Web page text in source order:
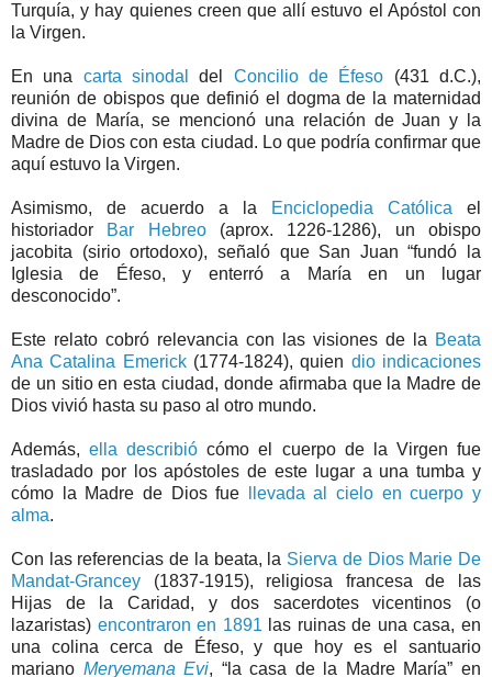
Turquía, y hay quienes creen que allí estuvo el Apóstol con
la Virgen.
En una carta sinodal del Concilio de Éfeso (431 d.C.),
reunión de obispos que definió el dogma de la maternidad
divina de María, se mencionó una relación de Juan y la
Madre de Dios con esta ciudad. Lo que podría confirmar que
aquí estuvo la Virgen.
Asimismo, de acuerdo a la Enciclopedia Católica el
historiador Bar Hebreo(aprox. 1226-1286), un obispo
jacobita (sirio ortodoxo), señaló que San Juan “fundó la
Iglesia de Éfeso, y enterró a María en un lugar
desconocido”.
Este relato cobró relevancia con las visiones de la Beata
Ana Catalina Emerick(1774-1824), quien dio indicaciones
de un sitio en esta ciudad, donde afirmaba que la Madre de
Dios vivió hasta su paso al otro mundo.
Además,ella describió cómo el cuerpo de la Virgen fue
trasladado por los apóstoles de este lugar a una tumba y
cómo la Madre de Dios fue
llevada al cielo en cuerpo y
alma.
Con las referencias de la beata, la Sierva de Dios Marie De
Mandat-Grancey (1837-1915), religiosa francesa de las
Hijas de la Caridad, y dos sacerdotes vicentinos (o
lazaristas) encontraron en 1891 las ruinas de una casa, en
una colina cerca de Éfeso, y que hoy es el santuario
mariano Meryemana Evi, “la casa de la Madre María” en